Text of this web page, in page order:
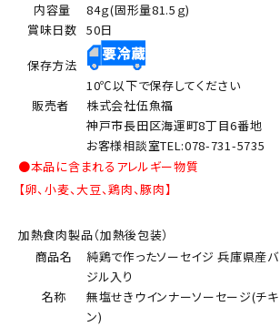
内容量
84ｇ(固形量81.5ｇ)
賞味日数 50日
保存方法
10℃以下で保存してください
販売者
株式会社伍魚福
神戸市長田区海運町8丁目6番地
お客様相談室TEL:078-731-5735
●本品に含まれるアレルギー物質
【卵、小麦、大豆、鶏肉、豚肉】
加熱食肉製品（加熱後包装）
商品名
純鶏で作ったソーセイジ 兵庫県産バ
ジル入り
名称
無塩せきウインナーソーセージ(チキ
ン)